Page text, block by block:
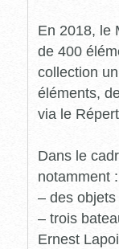
En 2018, le
de 400
collection
éléments,
via le
Dans le
notamment :
– des
– trois
Ernest